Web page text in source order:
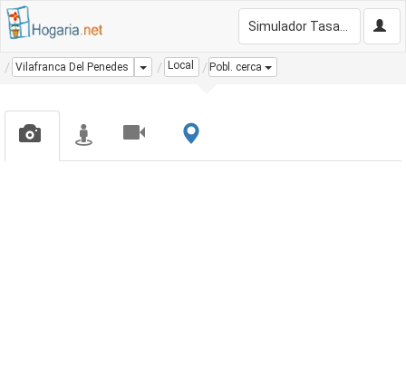
Vilafranca Del Penedes Dropdown
Local Pobl. cerca